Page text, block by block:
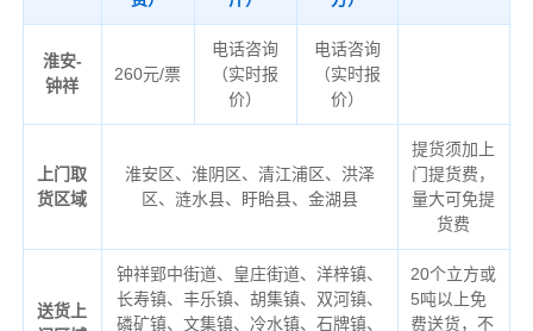
淮安-
钟祥
260元/票
电话咨询
（实时报
价）
电话咨询
（实时报
价）
上门取
货区域
淮安区、淮阴区、清江浦区、洪泽
区、涟水县、盱眙县、金湖县
提货须加上
门提货费，
量大可免提
货费
送货上
钟祥郢中街道、皇庄街道、洋梓镇、
长寿镇、丰乐镇、胡集镇、双河镇、
磷矿镇、文集镇、冷水镇、石牌镇、
20个立方或
5吨以上免
费送货，不